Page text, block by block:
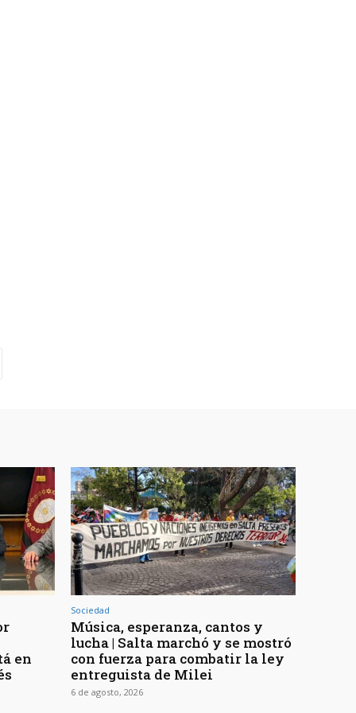
en
Sociedad
Música, esperanza, cantos y
lucha | Salta marchó y se mostró
con fuerza para combatir la ley
entreguista de Milei
6 de agosto, 2026